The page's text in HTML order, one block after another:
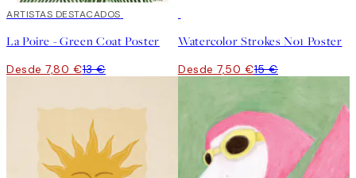
40%*
ARTISTAS DESTACADOS
La Poire - Green Coat Poster
Desde 7,80 €13 €
Watercolor Strokes No1 Poster
Desde 7,50 €15 €